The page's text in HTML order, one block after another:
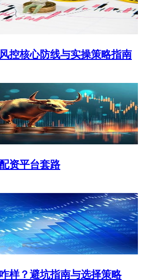
控核心防线与实操策略指南
资平台套路
样？避坑指南与选择策略